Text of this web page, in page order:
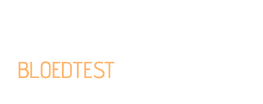
BLOEDTEST